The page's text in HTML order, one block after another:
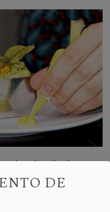
y las rebanadas de pan.
DE